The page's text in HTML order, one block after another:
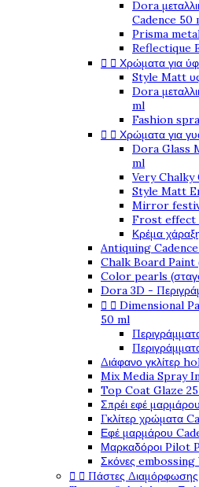
Dora
Cadence 50
Prisma
Reflectique
  Χρώματα για
Style Matt
Dora
ml
Fashion
  Χρώματα για
Dora Glass
ml
Very Chalky
Style Matt
Mirror
Frost effect
Κρέμα
Antiquing
Chalk Board Paint
Color pearls
Dora 3D -
  Dimensional
50 ml
Διάφανο γκλίτερ
Mix Media Spray
Top Coat Glaze 25
Σπρέι εφέ
Γκλίτερ χρώματα
Εφέ μαρμάρου
Μαρκαδόροι Pilot
Σκόνες embossing
  Πάστες